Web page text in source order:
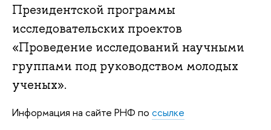
Президентской программы
исследовательских проектов
«Проведение исследований научными
группами под руководством молодых
ученых».
Информация на сайте РНФ по ссылке